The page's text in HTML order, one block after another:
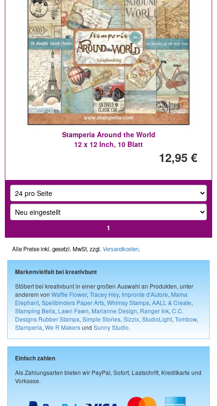
Stamperia Around the World
12 x 12 Inch, 10 Blatt
12,95 €
1
Alle Preise inkl. gesetzl. MwSt, zzgl. Versandkosten.
Markenvielfalt bei kreativbunt
Stöbert bei kreativbunt in einer großen Auswahl an Produkten, unter
anderem von Waffle Flower, Tracey Hey, Impronte d'Autore, Mama
Elephant, Spellbinders Paper Arts, Whimsy Stamps, AALL & Create,
Stamping Bella, Lawn Fawn, Marianne Design, Ranger Ink, C.C.
Designs Rubber Stamps, Simple Stories, Sizzix, StudioLight, Tombow,
Stamperia, We R Makersund Sunny Studio.
Einfach zahlen
Als Zahlungsarten bieten wir PayPal, Sofort, Lastschrift, Kreditkarte und
Vorkasse.